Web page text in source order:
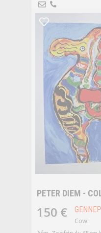
PETER DIEM -
150 € GENNEP
Cow.